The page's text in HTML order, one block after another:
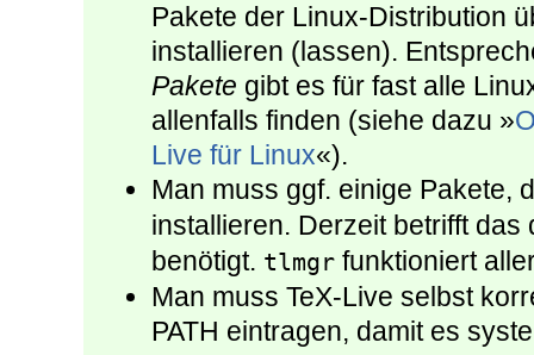
Pakete der Linux-Distribution
installieren (lassen).
Pakete gibt es für fast alle
allenfalls finden (siehe dazu »
Live für Linux«).
Man muss ggf. einige Pakete,
installieren. Derzeit betrifft
benötigt. tlmgr funktioniert
Man muss TeX-Live selbst
PATH eintragen, damit es